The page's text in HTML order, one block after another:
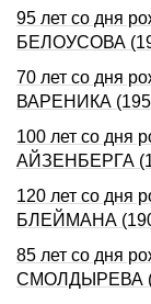
95 лет со дня
БЕЛОУСОВА
70 лет со дня
ВАРЕНИКА
100 лет со дня
АЙЗЕНБЕРГА
120 лет со дня
БЛЕЙМАHА
85 лет со дня
СМОЛДЫРЕВА